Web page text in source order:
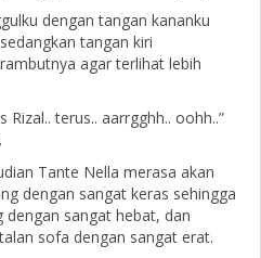
dengan tangan kananku
tangan kiri
agar terlihat lebih
Rizal.. terus.. aarrgghh.. oohh..”
Tante Nella merasa akan
dengan sangat keras sehingga
sangat hebat, dan
sofa dengan sangat erat.